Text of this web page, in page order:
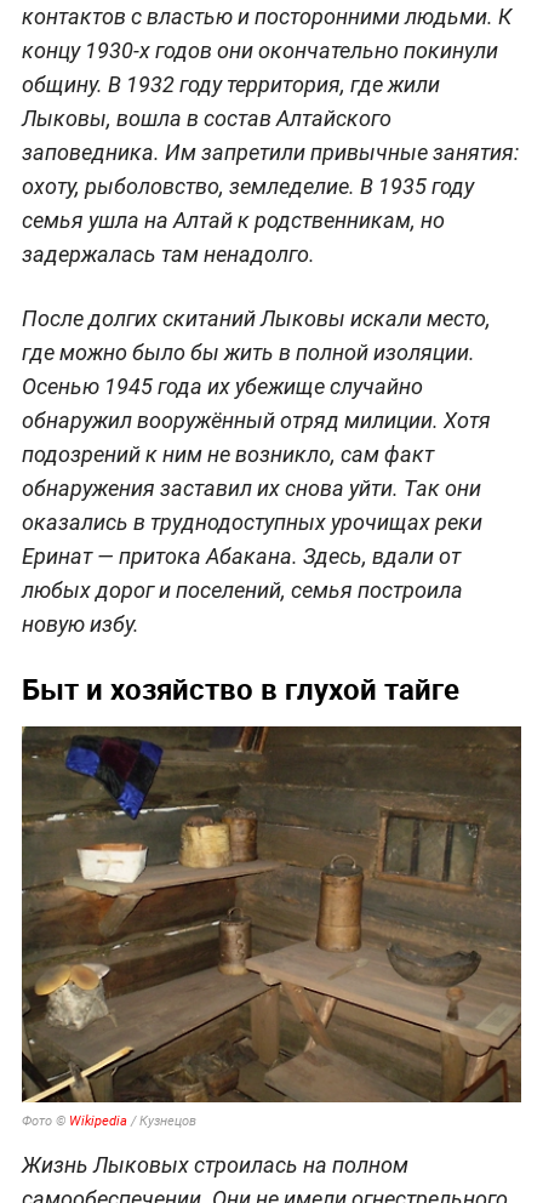
контактов с властью и посторонними людьми. К
концу 1930-х годов они окончательно покинули
общину. В 1932 году территория, где жили
Лыковы, вошла в состав Алтайского
заповедника. Им запретили привычные занятия:
охоту, рыболовство, земледелие. В 1935 году
семья ушла на Алтай к родственникам, но
задержалась там ненадолго.
После долгих скитаний Лыковы искали место,
где можно было бы жить в полной изоляции.
Осенью 1945 года их убежище случайно
обнаружил вооружённый отряд милиции. Хотя
подозрений к ним не возникло, сам факт
обнаружения заставил их снова уйти. Так они
оказались в труднодоступных урочищах реки
Еринат — притока Абакана. Здесь, вдали от
любых дорог и поселений, семья построила
новую избу.
Быт и хозяйство в глухой тайге
Фото © Wikipedia/ Кузнецов
Жизнь Лыковых строилась на полном